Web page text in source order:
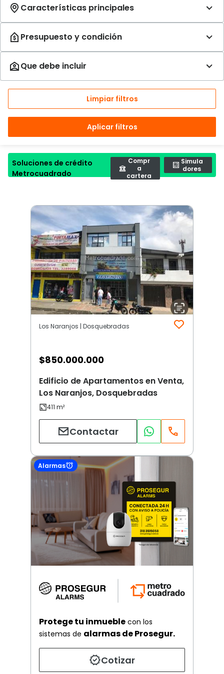
Limpiar filtros
Aplicar filtros
Soluciones de crédito
Metrocuadrado
Compr
a
cartera
Simula
dores
Los Naranjos | Dosquebradas
$850.000.000
Edificio de Apartamentos en Venta,
Los Naranjos, Dosquebradas
Contactar
Alarmas
Protege tu inmueble con los
sistemas de alarmas de Prosegur.
Cotizar